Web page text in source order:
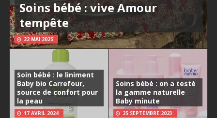
Soins bébé : vive Amour
tempête
22 MAI 2025
Soin bébé : le liniment
Baby bio Carrefour,
source de confort pour
la peau
17 AVRIL 2024
Soins bébé : on a testé
la gamme naturelle
Baby minute
25 SEPTEMBRE 2023